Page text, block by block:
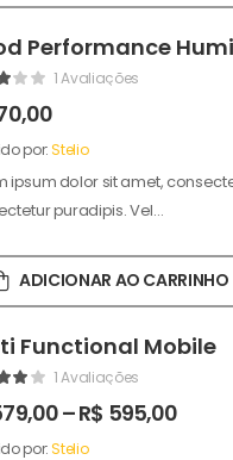
Performance
1 Avaliações
por:Stelio
ipsum dolor sit amet,
puradipis. Vel…
ADICIONAR AO CARRINHO
Functional Mobile
1 Avaliações
–R$ 595,00
por:Stelio